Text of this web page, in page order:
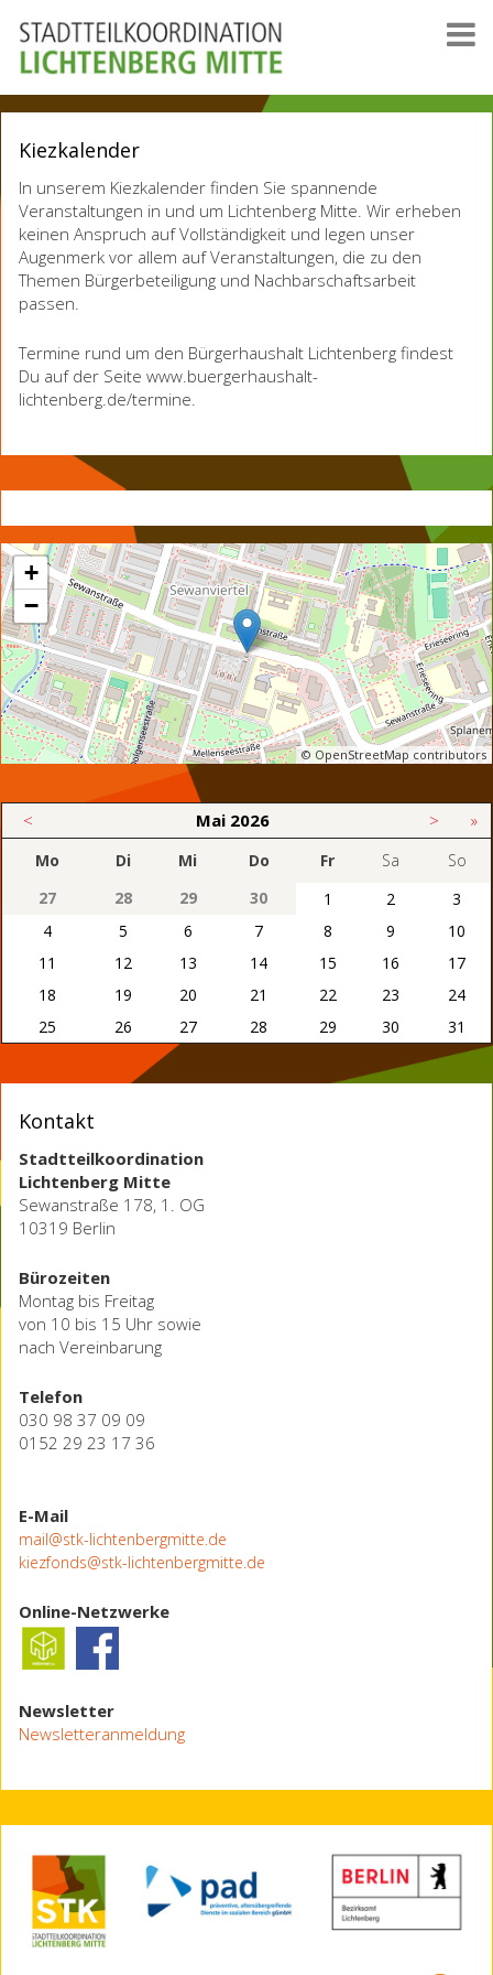
Kiezkalender
In unserem Kiezkalender finden Sie spannende
Veranstaltungen in und um Lichtenberg Mitte. Wir erheben
keinen Anspruch auf Vollständigkeit und legen unser
Augenmerk vor allem auf Veranstaltungen, die zu den
Themen Bürgerbeteiligung und Nachbarschaftsarbeit
passen.
Termine rund um den Bürgerhaushalt Lichtenberg findest
Du auf der Seite www.buergerhaushalt-
lichtenberg.de/termine.
+
−
© OpenStreetMap contributors
< Mai 2026 > »
Mo Di Mi Do Fr Sa
So
27
28 29 30 1 2
3
4
5 6 7 8 9
10
11
12 13 14 15 16
17
18
19 20 21 22 23
24
25
26 27 28 29 30 31
Kontakt
Stadtteilkoordination
Lichtenberg Mitte
Sewanstraße 178, 1. OG
10319 Berlin
Bürozeiten
Montag bis Freitag
von 10 bis 15 Uhr sowie
nach Vereinbarung
Telefon
030 98 37 09 09
0152 29 23 17 36
E-Mail
mail@stk-lichtenbergmitte.de
kiezfonds@stk-lichtenbergmitte.de
Online-Netzwerke
Newsletter
Newsletteranmeldung